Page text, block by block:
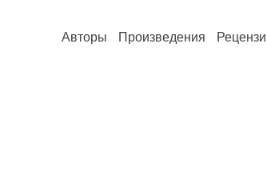
Авторы Произведения